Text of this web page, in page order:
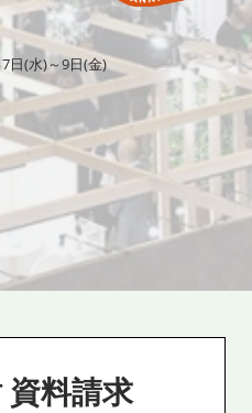
日(水)～9日(金)
資料請求